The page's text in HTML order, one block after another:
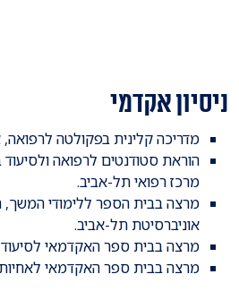
ניסיון אקדמי
מדריכה קלינית בפקולטה
הוראת סטודנטים לרפואה
מרכז רפואי תל-אביב.
מרצה בבית הספר ללימודי המשך,
אוניברסיטת תל-אביב.
מרצה בבית ספר האקדמאי לסיעוד
מרצה בבית ספר האקדמאי לאחיות